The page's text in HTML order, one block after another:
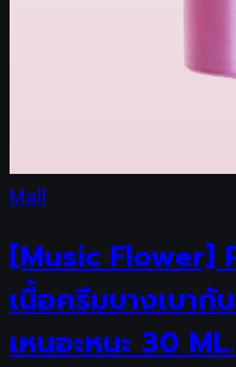
Mall
[Music Flower]
เนื้อครีมบางเบากั
เหนอะหนะ 30 ML.